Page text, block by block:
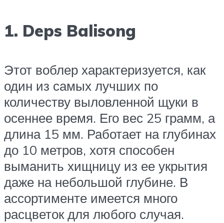
1. Deps Balisong
Этот воблер характеризуется, как
один из самых лучших по
количеству выловленной щуки в
осеннее время. Его вес 25 грамм, а
длина 15 мм. Работает на глубинах
до 10 метров, хотя способен
выманить хищницу из ее укрытия
даже на небольшой глубине. В
ассортименте имеется много
расцветок для любого случая.